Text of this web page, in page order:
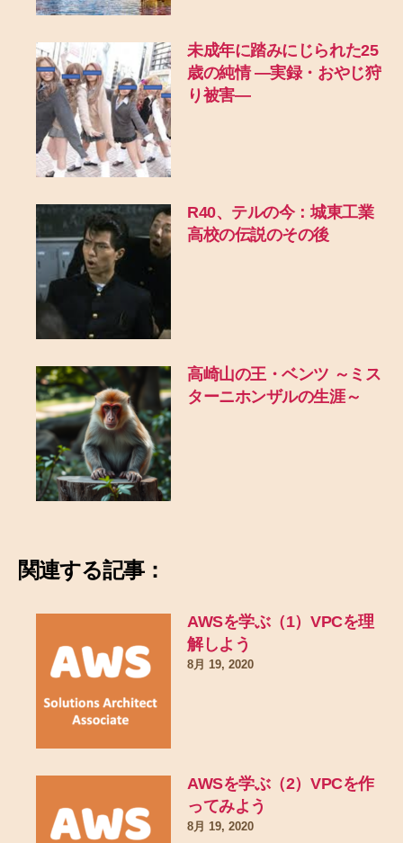
未成年に踏みにじられた25
歳の純情 ―実録・おやじ狩
り被害―
R40、テルの今：城東工業
高校の伝説のその後
高崎山の王・ベンツ ～ミス
ターニホンザルの生涯～
関連する記事：
AWSを学ぶ（1）VPCを理
解しよう
8月 19, 2020
AWSを学ぶ（2）VPCを作
ってみよう
8月 19, 2020